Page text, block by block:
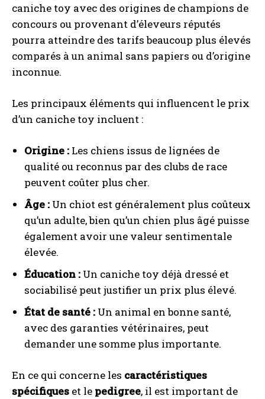
caniche toy avec des origines de champions de
concours ou provenant d’éleveurs réputés
pourra atteindre des tarifs beaucoup plus élevés
comparés à un animal sans papiers ou d’origine
inconnue.
Les principaux éléments qui influencent le prix
d’un caniche toy incluent :
Origine : Les chiens issus de lignées de
qualité ou reconnus par des clubs de race
peuvent coûter plus cher.
Âge : Un chiot est généralement plus coûteux
qu’un adulte, bien qu’un chien plus âgé puisse
également avoir une valeur sentimentale
élevée.
Éducation : Un caniche toy déjà dressé et
sociabilisé peut justifier un prix plus élevé.
État de santé : Un animal en bonne santé,
avec des garanties vétérinaires, peut
demander une somme plus importante.
En ce qui concerne les caractéristiques
spécifiques et le pedigree, il est important de